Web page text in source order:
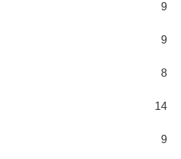
9
9
8
14
9